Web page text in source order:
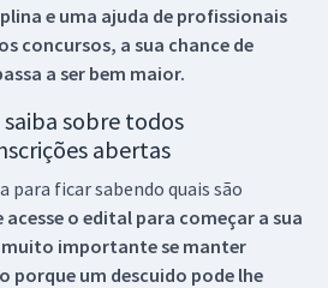
e uma ajuda de profissionais
concursos, a sua chance de
a ser bem maior.
sobre todos
abertas
para ficar sabendo quais são
o edital para começar a sua
importante se manter
porque um descuido pode lhe